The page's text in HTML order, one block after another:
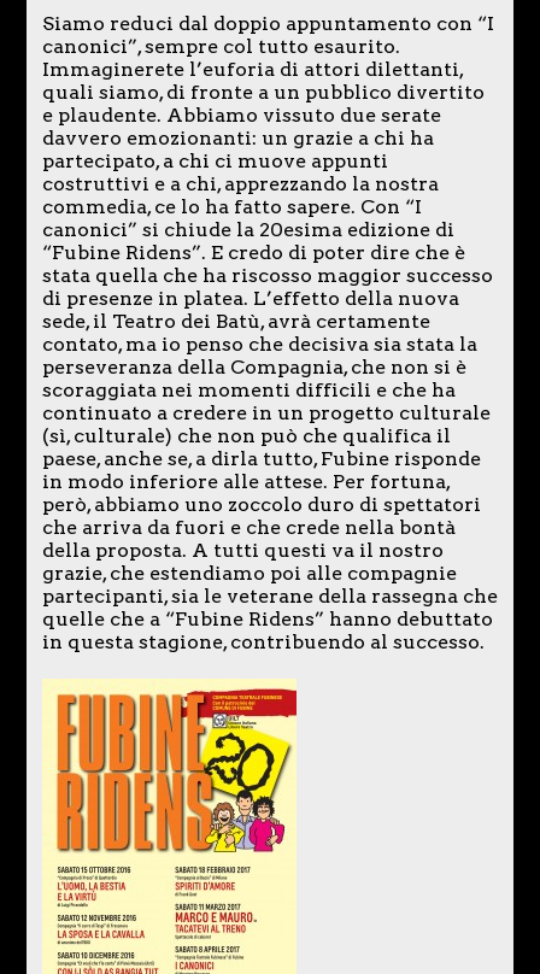
Siamo reduci dal doppio appuntamento con “I
canonici”, sempre col tutto esaurito.
Immaginerete l’euforia di attori dilettanti,
quali siamo, di fronte a un pubblico divertito
e plaudente. Abbiamo vissuto due serate
davvero emozionanti: un grazie a chi ha
partecipato, a chi ci muove appunti
costruttivi e a chi, apprezzando la nostra
commedia, ce lo ha fatto sapere. Con “I
canonici” si chiude la 20esima edizione di
“Fubine Ridens”. E credo di poter dire che è
stata quella che ha riscosso maggior successo
di presenze in platea. L’effetto della nuova
sede, il Teatro dei Batù, avrà certamente
contato, ma io penso che decisiva sia stata la
perseveranza della Compagnia, che non si è
scoraggiata nei momenti difficili e che ha
continuato a credere in un progetto culturale
(sì, culturale) che non può che qualifica il
paese, anche se, a dirla tutto, Fubine risponde
in modo inferiore alle attese. Per fortuna,
però, abbiamo uno zoccolo duro di spettatori
che arriva da fuori e che crede nella bontà
della proposta. A tutti questi va il nostro
grazie, che estendiamo poi alle compagnie
partecipanti, sia le veterane della rassegna che
quelle che a “Fubine Ridens” hanno debuttato
in questa stagione, contribuendo al successo.